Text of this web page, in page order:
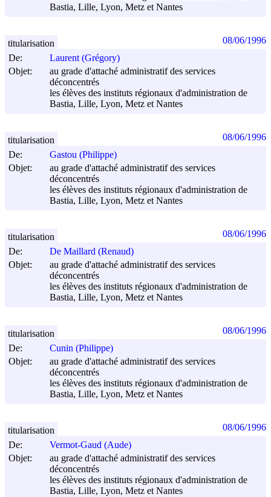
Bastia, Lille, Lyon, Metz et Nantes
De:
Laurent (Grégory)
Objet:
au grade d'attaché administratif des services
déconcentrés
les élèves des instituts régionaux d'administration de
Bastia, Lille, Lyon, Metz et Nantes
titularisation 08/06/1996
De:
Gastou (Philippe)
Objet:
au grade d'attaché administratif des services
déconcentrés
les élèves des instituts régionaux d'administration de
Bastia, Lille, Lyon, Metz et Nantes
titularisation 08/06/1996
De:
De Maillard (Renaud)
Objet:
au grade d'attaché administratif des services
déconcentrés
les élèves des instituts régionaux d'administration de
Bastia, Lille, Lyon, Metz et Nantes
titularisation 08/06/1996
De:
Cunin (Philippe)
Objet:
au grade d'attaché administratif des services
déconcentrés
les élèves des instituts régionaux d'administration de
Bastia, Lille, Lyon, Metz et Nantes
titularisation 08/06/1996
De:
Vermot-Gaud (Aude)
Objet:
au grade d'attaché administratif des services
déconcentrés
les élèves des instituts régionaux d'administration de
Bastia, Lille, Lyon, Metz et Nantes
titularisation 08/06/1996